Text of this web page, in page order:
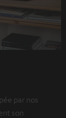
par nos
son